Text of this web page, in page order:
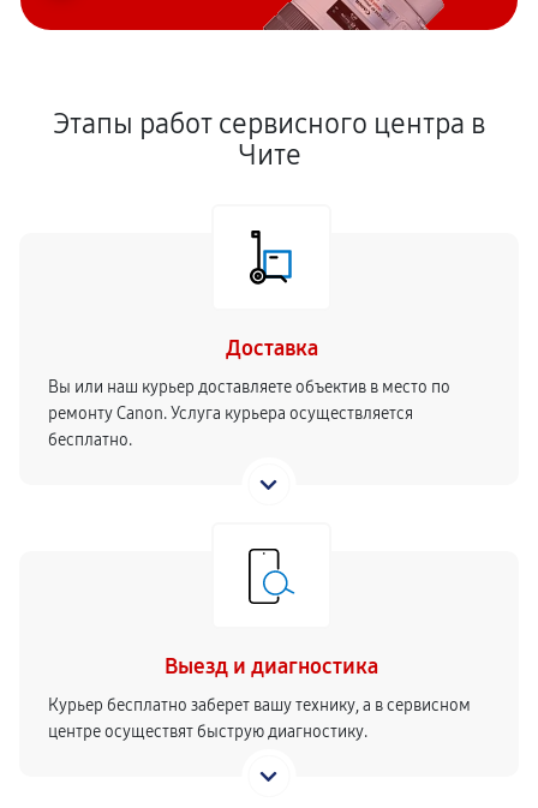
Этапы работ сервисного центра в
Чите
Доставка
Вы или наш курьер доставляете объектив в место по
ремонту Canon. Услуга курьера осуществляется
бесплатно.
Выезд и диагностика
Курьер бесплатно заберет вашу технику, а в сервисном
центре осуществят быструю диагностику.